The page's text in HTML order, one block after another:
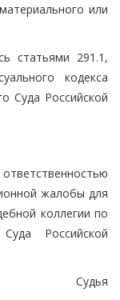
или
статьями 291.1,
кодекса
Суда Российской
жалобы для
коллегии по
Российской
Судья